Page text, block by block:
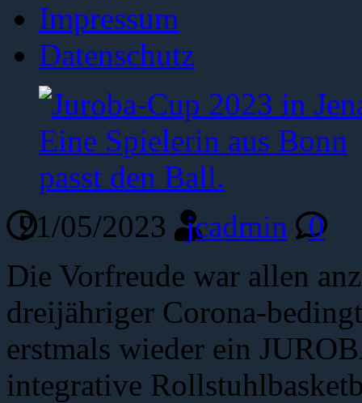
Impressum
Datenschutz
21/05/2023 jcadmin
0
Die Vorfreude war allen
dreijähriger Corona-
erstmals wieder ein
integrative